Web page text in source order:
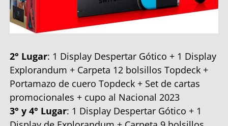
2° Lugar: 1 Display Despertar Gótico + 1 Display
Explorandum + Carpeta 12 bolsillos Topdeck +
Portamazo de cuero Topdeck + Set de cartas
promocionales + cupo al Nacional 2023
3° y 4° Lugar: 1 Display Despertar Gótico + 1